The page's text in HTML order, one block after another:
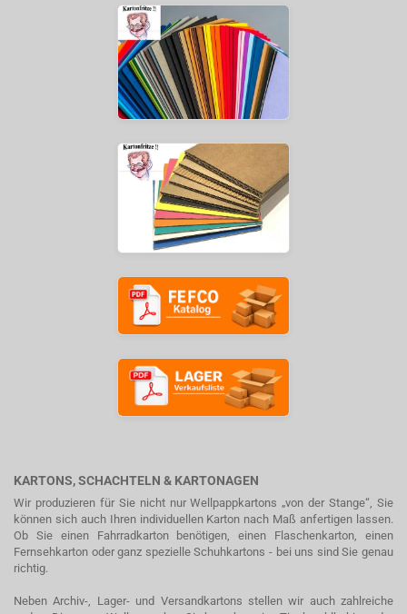
KARTONS, SCHACHTELN & KARTONAGEN
Wir produzieren für Sie nicht nur Wellpappkartons „von der Stange“, Sie
können sich auch Ihren individuellen Karton nach Maß anfertigen lassen.
Ob Sie einen Fahrradkarton benötigen, einen Flaschenkarton, einen
Fernsehkarton oder ganz spezielle Schuhkartons - bei uns sind Sie genau
richtig.
Neben Archiv-, Lager- und Versandkartons stellen wir auch zahlreiche